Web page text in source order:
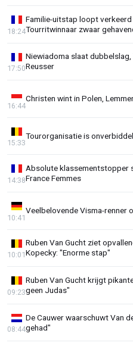
Familie-uitstap loopt
Tourritwinnaar zwaar
18:24
Niewiadoma slaat
Reusser
17:50
Christen wint in Polen,
16:44
Tourorganisatie is
15:33
Absolute klassementstopper
France Femmes
14:38
Veelbelovende Visma-renner
10:41
Ruben Van Gucht ziet
Kopecky: "Enorme stap"
10:01
Ruben Van Gucht krijgt
geen Judas"
09:23
De Cauwer waarschuwt Van
gehad"
08:44